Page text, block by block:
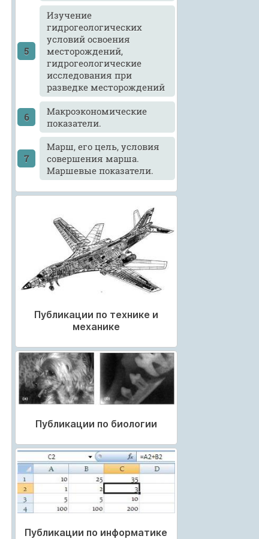
Изучение
гидрогеологических
условий освоения
месторождений,
гидрогеологические
исследования при
разведке месторождений
Макроэкономические
показатели.
Марш, его цель, условия
совершения марша.
Маршевые показатели.
Публикации по технике и
механике
Публикации по биологии
Публикации по информатике